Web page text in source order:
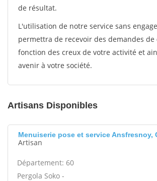
de résultat.
L'utilisation de notre service sans
permettra de recevoir des demandes de
fonction des creux de votre activité et
avenir à votre société.
Artisans Disponibles
Menuiserie pose et service Ansfresnoy,
Artisan
Département: 60
Pergola Soko -